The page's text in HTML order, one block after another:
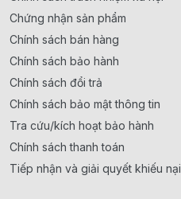
Chứng nhận sản phẩm
Chính sách bán hàng
Chính sách bảo hành
Chính sách đổi trả
Chính sách bảo mật thông tin
Tra cứu/kích hoạt bảo hành
Chính sách thanh toán
Tiếp nhận và giải quyết khiếu nại